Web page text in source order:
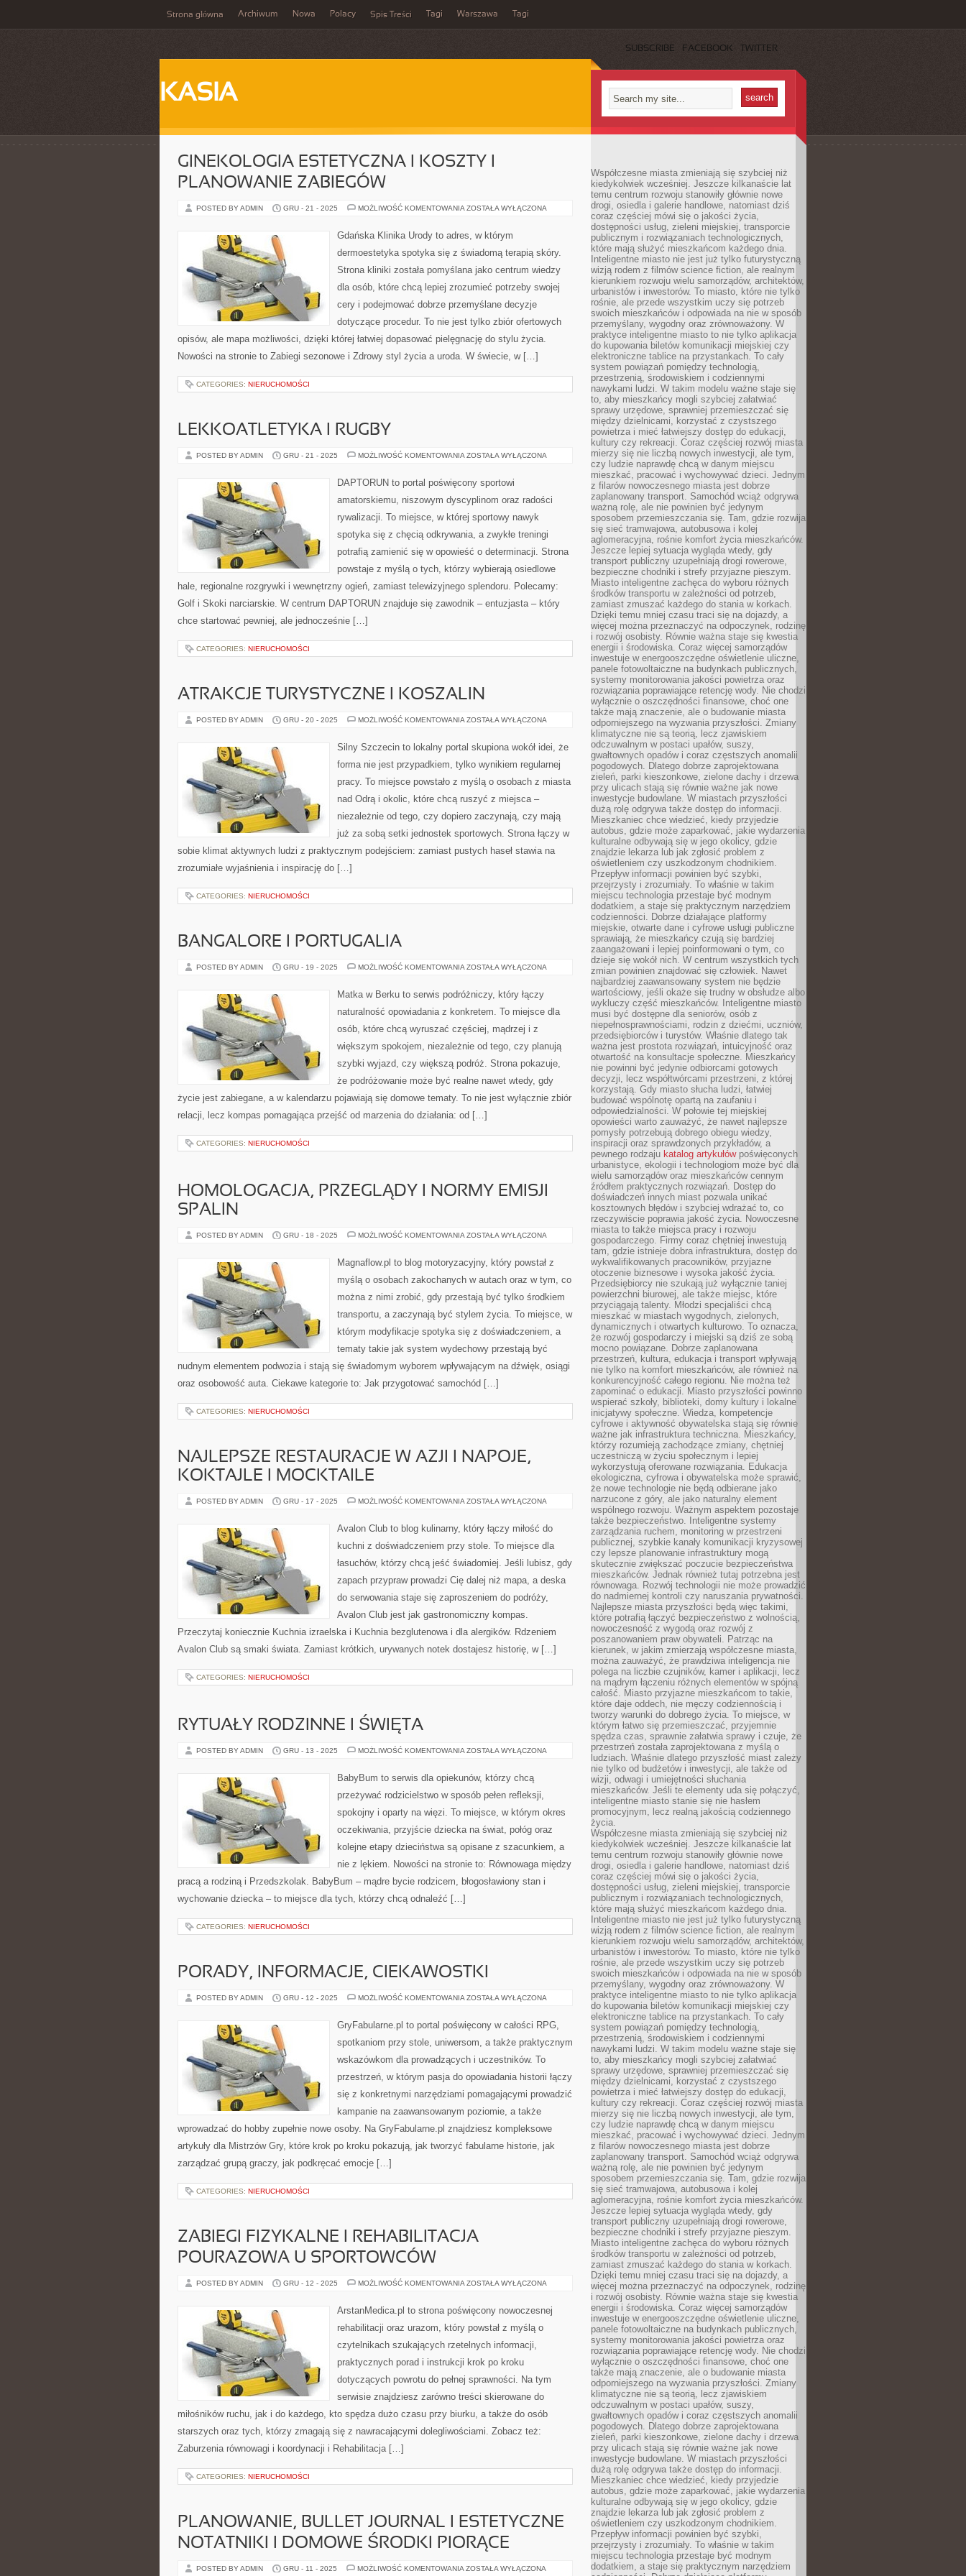
Strona główna Archiwum Nowa Polacy Spis Treści Tagi Warszawa Tagi
SUBSCRIBE FACEBOOK TWITTER
KASIA
GINEKOLOGIA ESTETYCZNA I KOSZTY I
PLANOWANIE ZABIEGÓW
POSTED BY ADMIN GRU - 21 - 2025 MOŻLIWOŚĆ KOMENTOWANIA GINEKOLOGIA
KOSZTY
I
ZABIEGÓW
ZOSTAŁA WYŁĄCZONA
Gdańska Klinika Urody to adres, w którym
dermoestetyka spotyka się z świadomą terapią skóry.
Strona kliniki została pomyślana jako centrum wiedzy
dla osób, które chcą lepiej zrozumieć potrzeby swojej
cery i podejmować dobrze przemyślane decyzje
dotyczące procedur. To nie jest tylko zbiór ofertowych
opisów, ale mapa możliwości, dzięki której łatwiej dopasować pielęgnację do stylu życia.
Nowości na stronie to Zabiegi sezonowe i Zdrowy styl życia a uroda. W świecie, w […]
CATEGORIES: NIERUCHOMOŚCI
LEKKOATLETYKA I RUGBY
POSTED BY ADMIN GRU - 21 - 2025 MOŻLIWOŚĆ KOMENTOWANIA LEKKOATLETYKA
ZOSTAŁA WYŁĄCZONA
DAPTORUN to portal poświęcony sportowi
amatorskiemu, niszowym dyscyplinom oraz radości
rywalizacji. To miejsce, w której sportowy nawyk
spotyka się z chęcią odkrywania, a zwykłe treningi
potrafią zamienić się w opowieść o determinacji. Strona
powstaje z myślą o tych, którzy wybierają osiedlowe
hale, regionalne rozgrywki i wewnętrzny ogień, zamiast telewizyjnego splendoru. Polecamy:
Golf i Skoki narciarskie. W centrum DAPTORUN znajduje się zawodnik – entuzjasta – który
chce startować pewniej, ale jednocześnie […]
CATEGORIES: NIERUCHOMOŚCI
ATRAKCJE TURYSTYCZNE I KOSZALIN
POSTED BY ADMIN GRU - 20 - 2025 MOŻLIWOŚĆ KOMENTOWANIA ATRAKCJE
KOSZALIN
ZOSTAŁA WYŁĄCZONA
Silny Szczecin to lokalny portal skupiona wokół idei, że
forma nie jest przypadkiem, tylko wynikiem regularnej
pracy. To miejsce powstało z myślą o osobach z miasta
nad Odrą i okolic, które chcą ruszyć z miejsca –
niezależnie od tego, czy dopiero zaczynają, czy mają
już za sobą setki jednostek sportowych. Strona łączy w
sobie klimat aktywnych ludzi z praktycznym podejściem: zamiast pustych haseł stawia na
zrozumiałe wyjaśnienia i inspirację do […]
CATEGORIES: NIERUCHOMOŚCI
BANGALORE I PORTUGALIA
POSTED BY ADMIN GRU - 19 - 2025 MOŻLIWOŚĆ KOMENTOWANIA BANGALORE
ZOSTAŁA WYŁĄCZONA
Matka w Berku to serwis podróżniczy, który łączy
naturalność opowiadania z konkretem. To miejsce dla
osób, które chcą wyruszać częściej, mądrzej i z
większym spokojem, niezależnie od tego, czy planują
szybki wyjazd, czy większą podróż. Strona pokazuje,
że podróżowanie może być realne nawet wtedy, gdy
życie jest zabiegane, a w kalendarzu pojawiają się domowe tematy. To nie jest wyłącznie zbiór
relacji, lecz kompas pomagająca przejść od marzenia do działania: od […]
CATEGORIES: NIERUCHOMOŚCI
HOMOLOGACJA, PRZEGLĄDY I NORMY EMISJI
SPALIN
POSTED BY ADMIN GRU - 18 - 2025 MOŻLIWOŚĆ KOMENTOWANIA HOMOLOGACJA,
NORMY
EMISJI
ZOSTAŁA WYŁĄCZONA
Magnaflow.pl to blog motoryzacyjny, który powstał z
myślą o osobach zakochanych w autach oraz w tym, co
można z nimi zrobić, gdy przestają być tylko środkiem
transportu, a zaczynają być stylem życia. To miejsce, w
którym modyfikacje spotyka się z doświadczeniem, a
tematy takie jak system wydechowy przestają być
nudnym elementem podwozia i stają się świadomym wyborem wpływającym na dźwięk, osiągi
oraz osobowość auta. Ciekawe kategorie to: Jak przygotować samochód […]
CATEGORIES: NIERUCHOMOŚCI
NAJLEPSZE RESTAURACJE W AZJI I NAPOJE,
KOKTAJLE I MOCKTAILE
POSTED BY ADMIN GRU - 17 - 2025 MOŻLIWOŚĆ KOMENTOWANIA NAJLEPSZE
AZJI
I
KOKTAJLE
MOCKTAILE
ZOSTAŁA WYŁĄCZONA
Avalon Club to blog kulinarny, który łączy miłość do
kuchni z doświadczeniem przy stole. To miejsce dla
łasuchów, którzy chcą jeść świadomiej. Jeśli lubisz, gdy
zapach przypraw prowadzi Cię dalej niż mapa, a deska
do serwowania staje się zaproszeniem do podróży,
Avalon Club jest jak gastronomiczny kompas.
Przeczytaj koniecznie Kuchnia izraelska i Kuchnia bezglutenowa i dla alergików. Rdzeniem
Avalon Club są smaki świata. Zamiast krótkich, urywanych notek dostajesz historię, w […]
CATEGORIES: NIERUCHOMOŚCI
RYTUAŁY RODZINNE I ŚWIĘTA
POSTED BY ADMIN GRU - 13 - 2025 MOŻLIWOŚĆ KOMENTOWANIA RYTUAŁY
ŚWIĘTA
ZOSTAŁA WYŁĄCZONA
BabyBum to serwis dla opiekunów, którzy chcą
przeżywać rodzicielstwo w sposób pełen refleksji,
spokojny i oparty na więzi. To miejsce, w którym okres
oczekiwania, przyjście dziecka na świat, połóg oraz
kolejne etapy dzieciństwa są opisane z szacunkiem, a
nie z lękiem. Nowości na stronie to: Równowaga między
pracą a rodziną i Przedszkolak. BabyBum – mądre bycie rodzicem, błogosławiony stan i
wychowanie dziecka – to miejsce dla tych, którzy chcą odnaleźć […]
CATEGORIES: NIERUCHOMOŚCI
PORADY, INFORMACJE, CIEKAWOSTKI
POSTED BY ADMIN GRU - 12 - 2025 MOŻLIWOŚĆ KOMENTOWANIA PORADY,
ZOSTAŁA WYŁĄCZONA
GryFabularne.pl to portal poświęcony w całości RPG,
spotkaniom przy stole, uniwersom, a także praktycznym
wskazówkom dla prowadzących i uczestników. To
przestrzeń, w którym pasja do opowiadania historii łączy
się z konkretnymi narzędziami pomagającymi prowadzić
kampanie na zaawansowanym poziomie, a także
wprowadzać do hobby zupełnie nowe osoby. Na GryFabularne.pl znajdziesz kompleksowe
artykuły dla Mistrzów Gry, które krok po kroku pokazują, jak tworzyć fabularne historie, jak
zarządzać grupą graczy, jak podkręcać emocje […]
CATEGORIES: NIERUCHOMOŚCI
ZABIEGI FIZYKALNE I REHABILITACJA
POURAZOWA U SPORTOWCÓW
POSTED BY ADMIN GRU - 12 - 2025 MOŻLIWOŚĆ KOMENTOWANIA ZABIEGI
REHABILITACJA
POURAZOWA
SPORTOWCÓW
ZOSTAŁA WYŁĄCZONA
ArstanMedica.pl to strona poświęcony nowoczesnej
rehabilitacji oraz urazom, który powstał z myślą o
czytelnikach szukających rzetelnych informacji,
praktycznych porad i instrukcji krok po kroku
dotyczących powrotu do pełnej sprawności. Na tym
serwisie znajdziesz zarówno treści skierowane do
miłośników ruchu, jak i do każdego, kto spędza dużo czasu przy biurku, a także do osób
starszych oraz tych, którzy zmagają się z nawracającymi dolegliwościami. Zobacz też:
Zaburzenia równowagi i koordynacji i Rehabilitacja […]
CATEGORIES: NIERUCHOMOŚCI
PLANOWANIE, BULLET JOURNAL I ESTETYCZNE
NOTATNIKI I DOMOWE ŚRODKI PIORĄCE
POSTED BY ADMIN GRU - 11 - 2025 MOŻLIWOŚĆ KOMENTOWANIA PLANOWANIE,
ZOSTAŁA WYŁĄCZONA
Współczesne miasta zmieniają się szybciej niż
kiedykolwiek wcześniej. Jeszcze kilkanaście lat
temu centrum rozwoju stanowiły głównie nowe
drogi, osiedla i galerie handlowe, natomiast dziś
coraz częściej mówi się o jakości życia,
dostępności usług, zieleni miejskiej, transporcie
publicznym i rozwiązaniach technologicznych,
które mają służyć mieszkańcom każdego dnia.
Inteligentne miasto nie jest już tylko futurystyczną
wizją rodem z filmów science fiction, ale realnym
kierunkiem rozwoju wielu samorządów, architektów,
urbanistów i inwestorów. To miasto, które nie tylko
rośnie, ale przede wszystkim uczy się potrzeb
swoich mieszkańców i odpowiada na nie w sposób
przemyślany, wygodny oraz zrównoważony. W
praktyce inteligentne miasto to nie tylko aplikacja
do kupowania biletów komunikacji miejskiej czy
elektroniczne tablice na przystankach. To cały
system powiązań pomiędzy technologią,
przestrzenią, środowiskiem i codziennymi
nawykami ludzi. W takim modelu ważne staje się
to, aby mieszkańcy mogli szybciej załatwiać
sprawy urzędowe, sprawniej przemieszczać się
między dzielnicami, korzystać z czystszego
powietrza i mieć łatwiejszy dostęp do edukacji,
kultury czy rekreacji. Coraz częściej rozwój miasta
mierzy się nie liczbą nowych inwestycji, ale tym,
czy ludzie naprawdę chcą w danym miejscu
mieszkać, pracować i wychowywać dzieci. Jednym
z filarów nowoczesnego miasta jest dobrze
zaplanowany transport. Samochód wciąż odgrywa
ważną rolę, ale nie powinien być jedynym
sposobem przemieszczania się. Tam, gdzie rozwija
się sieć tramwajowa, autobusowa i kolej
aglomeracyjna, rośnie komfort życia mieszkańców.
Jeszcze lepiej sytuacja wygląda wtedy, gdy
transport publiczny uzupełniają drogi rowerowe,
bezpieczne chodniki i strefy przyjazne pieszym.
Miasto inteligentne zachęca do wyboru różnych
środków transportu w zależności od potrzeb,
zamiast zmuszać każdego do stania w korkach.
Dzięki temu mniej czasu traci się na dojazdy, a
więcej można przeznaczyć na odpoczynek, rodzinę
i rozwój osobisty. Równie ważna staje się kwestia
energii i środowiska. Coraz więcej samorządów
inwestuje w energooszczędne oświetlenie uliczne,
panele fotowoltaiczne na budynkach publicznych,
systemy monitorowania jakości powietrza oraz
rozwiązania poprawiające retencję wody. Nie chodzi
wyłącznie o oszczędności finansowe, choć one
także mają znaczenie, ale o budowanie miasta
odporniejszego na wyzwania przyszłości. Zmiany
klimatyczne nie są teorią, lecz zjawiskiem
odczuwalnym w postaci upałów, suszy,
gwałtownych opadów i coraz częstszych anomalii
pogodowych. Dlatego dobrze zaprojektowana
zieleń, parki kieszonkowe, zielone dachy i drzewa
przy ulicach stają się równie ważne jak nowe
inwestycje budowlane. W miastach przyszłości
dużą rolę odgrywa także dostęp do informacji.
Mieszkaniec chce wiedzieć, kiedy przyjedzie
autobus, gdzie może zaparkować, jakie wydarzenia
kulturalne odbywają się w jego okolicy, gdzie
znajdzie lekarza lub jak zgłosić problem z
oświetleniem czy uszkodzonym chodnikiem.
Przepływ informacji powinien być szybki,
przejrzysty i zrozumiały. To właśnie w takim
miejscu technologia przestaje być modnym
dodatkiem, a staje się praktycznym narzędziem
codzienności. Dobrze działające platformy
miejskie, otwarte dane i cyfrowe usługi publiczne
sprawiają, że mieszkańcy czują się bardziej
zaangażowani i lepiej poinformowani o tym, co
dzieje się wokół nich. W centrum wszystkich tych
zmian powinien znajdować się człowiek. Nawet
najbardziej zaawansowany system nie będzie
wartościowy, jeśli okaże się trudny w obsłudze albo
wykluczy część mieszkańców. Inteligentne miasto
musi być dostępne dla seniorów, osób z
niepełnosprawnościami, rodzin z dziećmi, uczniów,
przedsiębiorców i turystów. Właśnie dlatego tak
ważna jest prostota rozwiązań, intuicyjność oraz
otwartość na konsultacje społeczne. Mieszkańcy
nie powinni być jedynie odbiorcami gotowych
decyzji, lecz współtwórcami przestrzeni, z której
korzystają. Gdy miasto słucha ludzi, łatwiej
budować wspólnotę opartą na zaufaniu i
odpowiedzialności. W połowie tej miejskiej
opowieści warto zauważyć, że nawet najlepsze
pomysły potrzebują dobrego obiegu wiedzy,
inspiracji oraz sprawdzonych przykładów, a
pewnego rodzaju katalog artykułówpoświęconych
urbanistyce, ekologii i technologiom może być dla
wielu samorządów oraz mieszkańców cennym
źródłem praktycznych rozwiązań. Dostęp do
doświadczeń innych miast pozwala unikać
kosztownych błędów i szybciej wdrażać to, co
rzeczywiście poprawia jakość życia. Nowoczesne
miasta to także miejsca pracy i rozwoju
gospodarczego. Firmy coraz chętniej inwestują
tam, gdzie istnieje dobra infrastruktura, dostęp do
wykwalifikowanych pracowników, przyjazne
otoczenie biznesowe i wysoka jakość życia.
Przedsiębiorcy nie szukają już wyłącznie taniej
powierzchni biurowej, ale także miejsc, które
przyciągają talenty. Młodzi specjaliści chcą
mieszkać w miastach wygodnych, zielonych,
dynamicznych i otwartych kulturowo. To oznacza,
że rozwój gospodarczy i miejski są dziś ze sobą
mocno powiązane. Dobrze zaplanowana
przestrzeń, kultura, edukacja i transport wpływają
nie tylko na komfort mieszkańców, ale również na
konkurencyjność całego regionu. Nie można też
zapominać o edukacji. Miasto przyszłości powinno
wspierać szkoły, biblioteki, domy kultury i lokalne
inicjatywy społeczne. Wiedza, kompetencje
cyfrowe i aktywność obywatelska stają się równie
ważne jak infrastruktura techniczna. Mieszkańcy,
którzy rozumieją zachodzące zmiany, chętniej
uczestniczą w życiu społecznym i lepiej
wykorzystują oferowane rozwiązania. Edukacja
ekologiczna, cyfrowa i obywatelska może sprawić,
że nowe technologie nie będą odbierane jako
narzucone z góry, ale jako naturalny element
wspólnego rozwoju. Ważnym aspektem pozostaje
także bezpieczeństwo. Inteligentne systemy
zarządzania ruchem, monitoring w przestrzeni
publicznej, szybkie kanały komunikacji kryzysowej
czy lepsze planowanie infrastruktury mogą
skutecznie zwiększać poczucie bezpieczeństwa
mieszkańców. Jednak również tutaj potrzebna jest
równowaga. Rozwój technologii nie może prowadzić
do nadmiernej kontroli czy naruszania prywatności.
Najlepsze miasta przyszłości będą więc takimi,
które potrafią łączyć bezpieczeństwo z wolnością,
nowoczesność z wygodą oraz rozwój z
poszanowaniem praw obywateli. Patrząc na
kierunek, w jakim zmierzają współczesne miasta,
można zauważyć, że prawdziwa inteligencja nie
polega na liczbie czujników, kamer i aplikacji, lecz
na mądrym łączeniu różnych elementów w spójną
całość. Miasto przyjazne mieszkańcom to takie,
które daje oddech, nie męczy codziennością i
tworzy warunki do dobrego życia. To miejsce, w
którym łatwo się przemieszczać, przyjemnie
spędza czas, sprawnie załatwia sprawy i czuje, że
przestrzeń została zaprojektowana z myślą o
ludziach. Właśnie dlatego przyszłość miast zależy
nie tylko od budżetów i inwestycji, ale także od
wizji, odwagi i umiejętności słuchania
mieszkańców. Jeśli te elementy uda się połączyć,
inteligentne miasto stanie się nie hasłem
promocyjnym, lecz realną jakością codziennego
życia.
Współczesne miasta zmieniają się szybciej niż
kiedykolwiek wcześniej. Jeszcze kilkanaście lat
temu centrum rozwoju stanowiły głównie nowe
drogi, osiedla i galerie handlowe, natomiast dziś
coraz częściej mówi się o jakości życia,
dostępności usług, zieleni miejskiej, transporcie
publicznym i rozwiązaniach technologicznych,
które mają służyć mieszkańcom każdego dnia.
Inteligentne miasto nie jest już tylko futurystyczną
wizją rodem z filmów science fiction, ale realnym
kierunkiem rozwoju wielu samorządów, architektów,
urbanistów i inwestorów. To miasto, które nie tylko
rośnie, ale przede wszystkim uczy się potrzeb
swoich mieszkańców i odpowiada na nie w sposób
przemyślany, wygodny oraz zrównoważony. W
praktyce inteligentne miasto to nie tylko aplikacja
do kupowania biletów komunikacji miejskiej czy
elektroniczne tablice na przystankach. To cały
system powiązań pomiędzy technologią,
przestrzenią, środowiskiem i codziennymi
nawykami ludzi. W takim modelu ważne staje się
to, aby mieszkańcy mogli szybciej załatwiać
sprawy urzędowe, sprawniej przemieszczać się
między dzielnicami, korzystać z czystszego
powietrza i mieć łatwiejszy dostęp do edukacji,
kultury czy rekreacji. Coraz częściej rozwój miasta
mierzy się nie liczbą nowych inwestycji, ale tym,
czy ludzie naprawdę chcą w danym miejscu
mieszkać, pracować i wychowywać dzieci. Jednym
z filarów nowoczesnego miasta jest dobrze
zaplanowany transport. Samochód wciąż odgrywa
ważną rolę, ale nie powinien być jedynym
sposobem przemieszczania się. Tam, gdzie rozwija
się sieć tramwajowa, autobusowa i kolej
aglomeracyjna, rośnie komfort życia mieszkańców.
Jeszcze lepiej sytuacja wygląda wtedy, gdy
transport publiczny uzupełniają drogi rowerowe,
bezpieczne chodniki i strefy przyjazne pieszym.
Miasto inteligentne zachęca do wyboru różnych
środków transportu w zależności od potrzeb,
zamiast zmuszać każdego do stania w korkach.
Dzięki temu mniej czasu traci się na dojazdy, a
więcej można przeznaczyć na odpoczynek, rodzinę
i rozwój osobisty. Równie ważna staje się kwestia
energii i środowiska. Coraz więcej samorządów
inwestuje w energooszczędne oświetlenie uliczne,
panele fotowoltaiczne na budynkach publicznych,
systemy monitorowania jakości powietrza oraz
rozwiązania poprawiające retencję wody. Nie chodzi
wyłącznie o oszczędności finansowe, choć one
także mają znaczenie, ale o budowanie miasta
odporniejszego na wyzwania przyszłości. Zmiany
klimatyczne nie są teorią, lecz zjawiskiem
odczuwalnym w postaci upałów, suszy,
gwałtownych opadów i coraz częstszych anomalii
pogodowych. Dlatego dobrze zaprojektowana
zieleń, parki kieszonkowe, zielone dachy i drzewa
przy ulicach stają się równie ważne jak nowe
inwestycje budowlane. W miastach przyszłości
dużą rolę odgrywa także dostęp do informacji.
Mieszkaniec chce wiedzieć, kiedy przyjedzie
autobus, gdzie może zaparkować, jakie wydarzenia
kulturalne odbywają się w jego okolicy, gdzie
znajdzie lekarza lub jak zgłosić problem z
oświetleniem czy uszkodzonym chodnikiem.
Przepływ informacji powinien być szybki,
przejrzysty i zrozumiały. To właśnie w takim
miejscu technologia przestaje być modnym
dodatkiem, a staje się praktycznym narzędziem